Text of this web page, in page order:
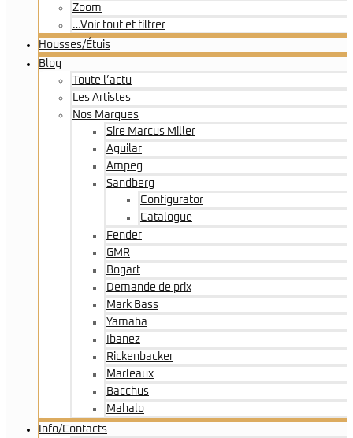
Zoom
…Voir tout et filtrer
Housses/Étuis
Blog
Toute l’actu
Les Artistes
Nos Marques
Sire Marcus Miller
Aguilar
Ampeg
Sandberg
Configurator
Catalogue
Fender
GMR
Bogart
Demande de prix
Mark Bass
Yamaha
Ibanez
Rickenbacker
Marleaux
Bacchus
Mahalo
Info/Contacts